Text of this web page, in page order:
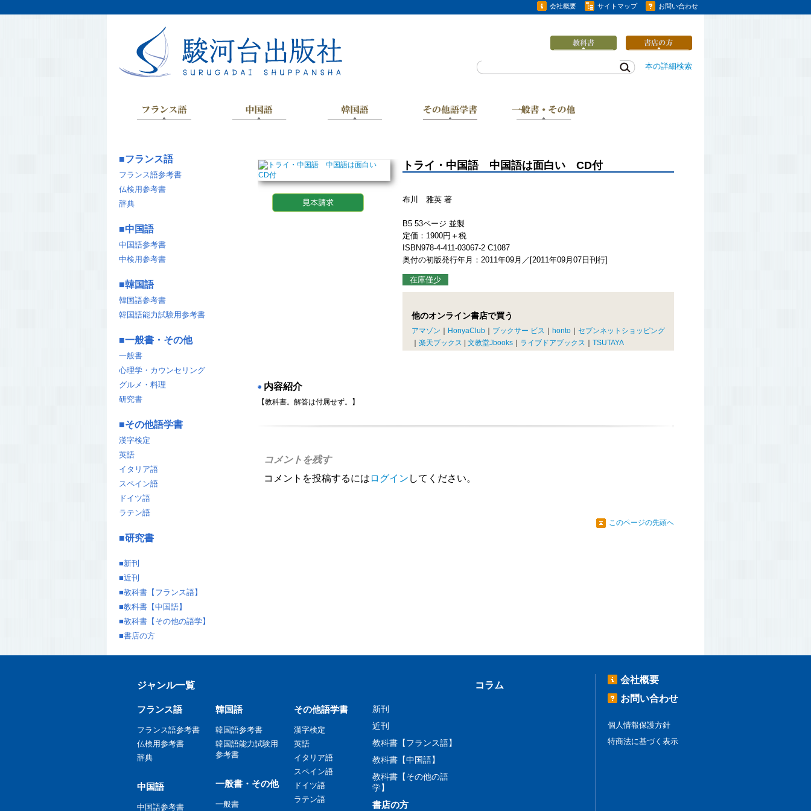
会社概要 サイトマップ お問い合わせ
本の詳細検索
トライ・中国語 中国語は面白い CD付
布川 雅英 著
B5 53ページ 並製
定価：1900円＋税
ISBN978-4-411-03067-2 C1087
奥付の初版発行年月：2011年09月／[2011年09月07日刊行]
在庫僅少
他のオンライン書店で買う
アマゾン HonyaClub ブックサー ビス honto
セブンネットショッピング
楽天ブックス 文教堂Jbooks ライブドアブックス TSUTAYA
◉ 内容紹介
【教科書。解答は付属せず。】
コメントを残す
コメントを投稿するには ログイン してください。
このページの先頭へ
■フランス語
フランス語参考書
仏検用参考書
辞典
■中国語
中国語参考書
中検用参考書
■韓国語
韓国語参考書
韓国語能力試験用参考書
■一般書・その他
一般書
心理学・カウンセリング
グルメ・料理
研究書
■その他語学書
漢字検定
英語
イタリア語
スペイン語
ドイツ語
ラテン語
■研究書
■新刊
■近刊
■教科書【フランス語】
■教科書【中国語】
■教科書【その他の語学】
■書店の方
ジャンル一覧 コラム
フランス語
フランス語参考書
仏検用参考書
辞典
中国語
中国語参考書
韓国語
韓国語参考書
韓国語能力試験用
参考書
一般書・その他
一般書
その他語学書
漢字検定
英語
イタリア語
スペイン語
ドイツ語
ラテン語
新刊
近刊
教科書【フランス語】
教科書【中国語】
教科書【その他の語
学】
書店の方
会社概要
お問い合わせ
個人情報保護方針
特商法に基づく表示